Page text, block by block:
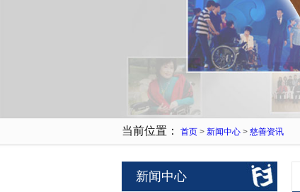
当前位置： 首页 > 新闻中心 > 慈善资讯
新闻中心